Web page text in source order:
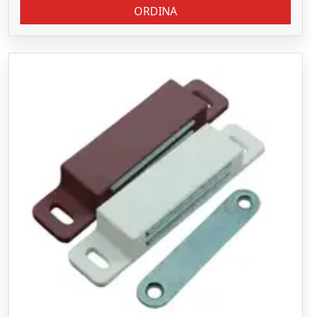
ORDINA